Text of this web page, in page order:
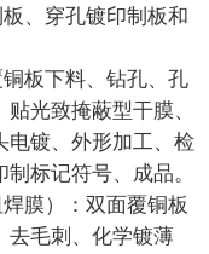
、穿孔镀印制板和
板下料、钻孔、孔
光致掩蔽型干膜、
电镀、外形加工、检
标记符号、成品。
膜）：双面覆铜板
去毛刺、化学镀薄